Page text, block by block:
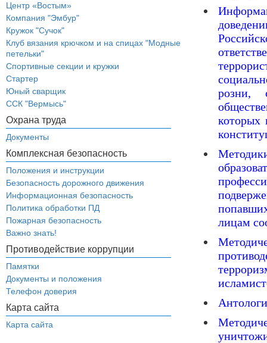
Центр «Востым»
Компания "Эмбур"
Кружок "Сучок"
Клуб вязания крючком и на спицах "Модные
петельки"
Спортивные секции и кружки
Стартер
Юный сварщик
ССК "Вермысь"
Охрана труда
Документы
Комплексная безопасность
Положения и инструкции
Безопасность дорожного движения
Информационная безопасность
Политика обработки ПД
Пожарная безопасность
Важно знать!
Противодействие коррупции
Памятки
Документы и положения
Телефон доверия
Карта сайта
Карта сайта
розни,
которых
лицам